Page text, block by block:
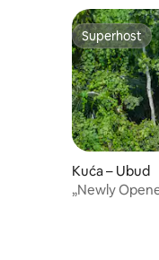
Superhost
Superhost
Kuća – Ubud
„Newly